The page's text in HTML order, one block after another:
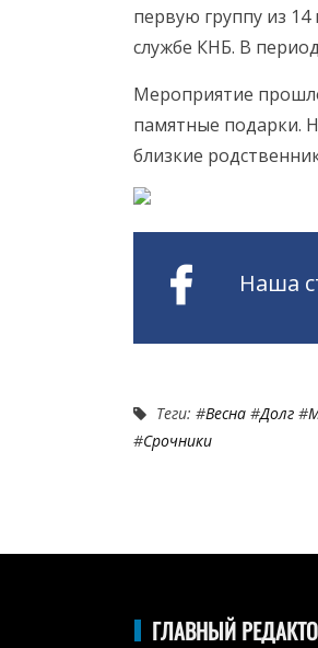
первую группу из
службе КНБ. В
Мероприятие
памятные подарки.
близкие
Наша
Теги: #Весна #Долг #
#Срочники
ГЛАВНЫЙ